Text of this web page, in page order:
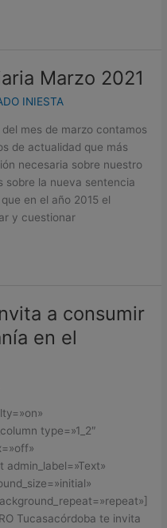
Marzo 2021
INIESTA
mes de marzo contamos
de actualidad que más
necesaria sobre nuestro
sobre la nueva sentencia
en el año 2015 el
y cuestionar
a consumir
en el
type=»1_2″
Tucasacórdoba te invita